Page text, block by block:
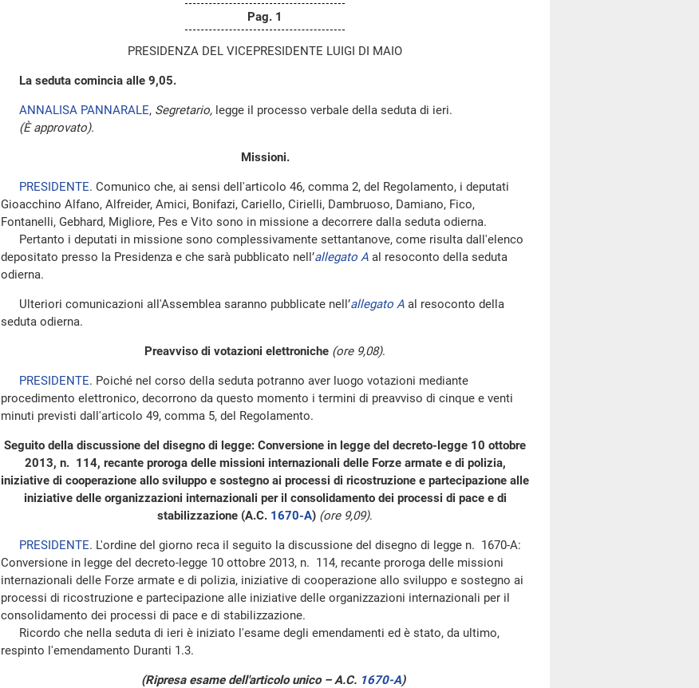
Pag. 1
PRESIDENZA DEL VICEPRESIDENTE LUIGI DI MAIO
La seduta comincia alle 9,05.
ANNALISA PANNARALE, Segretario, legge il processo verbale della seduta di ieri.
(È approvato).
Missioni.
PRESIDENTE. Comunico che, ai sensi dell'articolo 46, comma 2, del Regolamento, i deputati
Gioacchino Alfano, Alfreider, Amici, Bonifazi, Cariello, Cirielli, Dambruoso, Damiano, Fico,
Fontanelli, Gebhard, Migliore, Pes e Vito sono in missione a decorrere dalla seduta odierna.
Pertanto i deputati in missione sono complessivamente settantanove, come risulta dall'elenco
depositato presso la Presidenza e che sarà pubblicato nell’allegato A al resoconto della seduta
odierna.
Ulteriori comunicazioni all'Assemblea saranno pubblicate nell’allegato A al resoconto della
seduta odierna.
Preavviso di votazioni elettroniche (ore 9,08).
PRESIDENTE. Poiché nel corso della seduta potranno aver luogo votazioni mediante
procedimento elettronico, decorrono da questo momento i termini di preavviso di cinque e venti
minuti previsti dall'articolo 49, comma 5, del Regolamento.
Seguito della discussione del disegno di legge: Conversione in legge del decreto-legge 10 ottobre
2013, n. 114, recante proroga delle missioni internazionali delle Forze armate e di polizia,
iniziative di cooperazione allo sviluppo e sostegno ai processi di ricostruzione e partecipazione alle
iniziative delle organizzazioni internazionali per il consolidamento dei processi di pace e di
stabilizzazione (A.C. 1670-A) (ore 9,09).
PRESIDENTE. L'ordine del giorno reca il seguito la discussione del disegno di legge n. 1670-A:
Conversione in legge del decreto-legge 10 ottobre 2013, n. 114, recante proroga delle missioni
internazionali delle Forze armate e di polizia, iniziative di cooperazione allo sviluppo e sostegno ai
processi di ricostruzione e partecipazione alle iniziative delle organizzazioni internazionali per il
consolidamento dei processi di pace e di stabilizzazione.
Ricordo che nella seduta di ieri è iniziato l'esame degli emendamenti ed è stato, da ultimo,
respinto l'emendamento Duranti 1.3.
(Ripresa esame dell'articolo unico – A.C. 1670-A)